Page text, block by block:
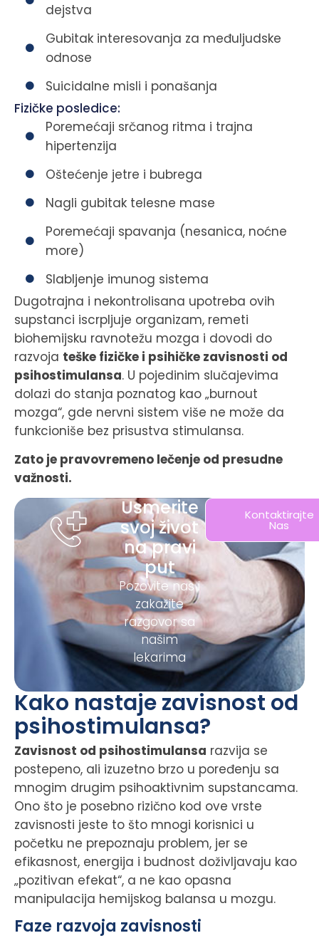
dejstva
Gubitak interesovanja za međuljudske
odnose
Suicidalne misli i ponašanja
Fizičke posledice:
Poremećaji srčanog ritma i trajna
hipertenzija
Oštećenje jetre i bubrega
Nagli gubitak telesne mase
Poremećaji spavanja (nesanica, noćne
more)
Slabljenje imunog sistema
Dugotrajna i nekontrolisana upotreba ovih
supstanci iscrpljuje organizam, remeti
biohemijsku ravnotežu mozga i dovodi do
razvoja teške fizičke i psihičke zavisnosti od
psihostimulansa. U pojedinim slučajevima
dolazi do stanja poznatog kao „burnout
mozga“, gde nervni sistem više ne može da
funkcioniše bez prisustva stimulansa.
Zato je pravovremeno lečenje od presudne
važnosti.
Usmerite
svoj život
na pravi
put
Pozovite nas i
zakažite
razgovor sa
našim
lekarima
Kontaktirajte
Nas
Kako nastaje zavisnost od
psihostimulansa?
Zavisnost od psihostimulansa razvija se
postepeno, ali izuzetno brzo u poređenju sa
mnogim drugim psihoaktivnim supstancama.
Ono što je posebno rizično kod ove vrste
zavisnosti jeste to što mnogi korisnici u
početku ne prepoznaju problem, jer se
efikasnost, energija i budnost doživljavaju kao
„pozitivan efekat“, a ne kao opasna
manipulacija hemijskog balansa u mozgu.
Faze razvoja zavisnosti